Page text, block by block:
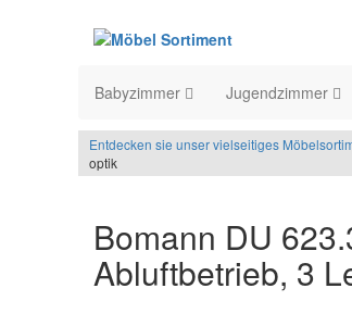
Babyzimmer Jugendzimmer
Entdecken sie unser vielseitiges
optik
Bomann DU
Abluftbetrieb, 3